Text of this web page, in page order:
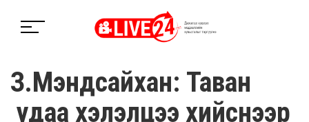
З.Мэндсайхан: Таван
удаа хэлэлцээ хийснээр